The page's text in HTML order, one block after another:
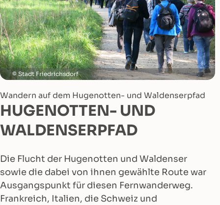
Stadt Friedrichsdorf
Wandern auf dem Hugenotten- und Waldenserpfad
HUGENOTTEN- UND
WALDENSERPFAD
Die Flucht der Hugenotten und Waldenser
sowie die dabei von ihnen gewählte Route war
Ausgangspunkt für diesen Fernwanderweg.
Frankreich, Italien, die Schweiz und